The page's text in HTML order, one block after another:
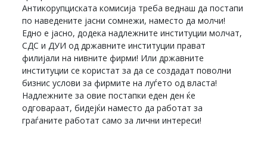
Антикорупциската комисија треба веднаш да постапи
по наведените јасни сомнежи, наместо да молчи!
Едно е јасно, додека надлежните институции молчат,
СДС и ДУИ од државните институции прават
филијали на нивните фирми! Или државните
институции се користат за да се создадат поволни
бизнис услови за фирмите на луѓето од власта!
Надлежните за овие постапки еден ден ќе
одговараат, бидејќи наместо да работат за
граѓаните работат само за лични интереси!